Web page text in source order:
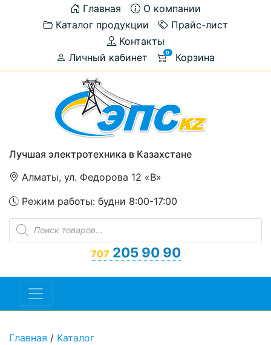
Главная
О компании
Каталог продукции
Прайс-лист
Контакты
Личный кабинет
0 Корзина
Лучшая электротехника в Казахстане
Алматы, ул. Федорова 12 «В»
Режим работы: будни 8:00-17:00
Поиск
товаров
707 205 90 90
Главная / Каталог